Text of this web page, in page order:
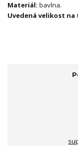
Materiál: bavlna.
Uvedená velikost na